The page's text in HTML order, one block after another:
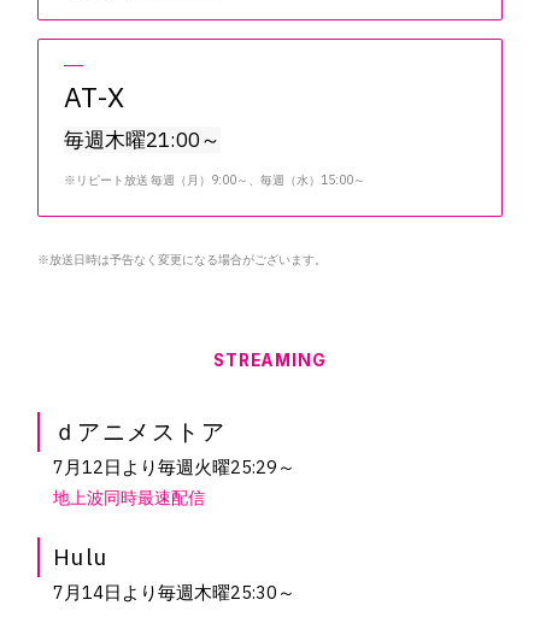
HOME
CAST
ONAIR
STORY
CHARACTER
MOVIE
Q1. 本作の印象を教えていただけますでしょうか。
AT-X
毎週木曜21:00～
※リピート放送 毎週（月）9:00～、毎週（水）15:00～
※放送日時は予告なく変更になる場合がございます。
STREAMING
ｄアニメストア
7月12日より毎週火曜25:29～
地上波同時最速配信
Hulu
7月14日より毎週木曜25:30～